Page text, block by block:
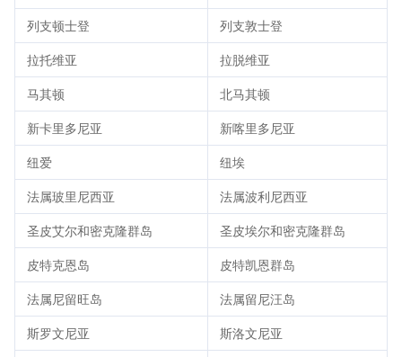
列支顿士登 列支敦士登
拉托维亚 拉脱维亚
马其顿 北马其顿
新卡里多尼亚 新喀里多尼亚
纽爱 纽埃
法属玻里尼西亚 法属波利尼西亚
圣皮艾尔和密克隆群岛 圣皮埃尔和密克隆群岛
皮特克恩岛 皮特凯恩群岛
法属尼留旺岛 法属留尼汪岛
斯罗文尼亚 斯洛文尼亚